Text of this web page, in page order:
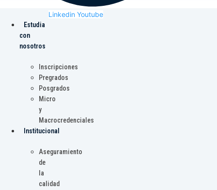
Linkedin Youtube
Estudia
con
nosotros
Inscripciones
Pregrados
Posgrados
Micro
y
Macrocredenciales
Institucional
Aseguramiento
de
la
calidad